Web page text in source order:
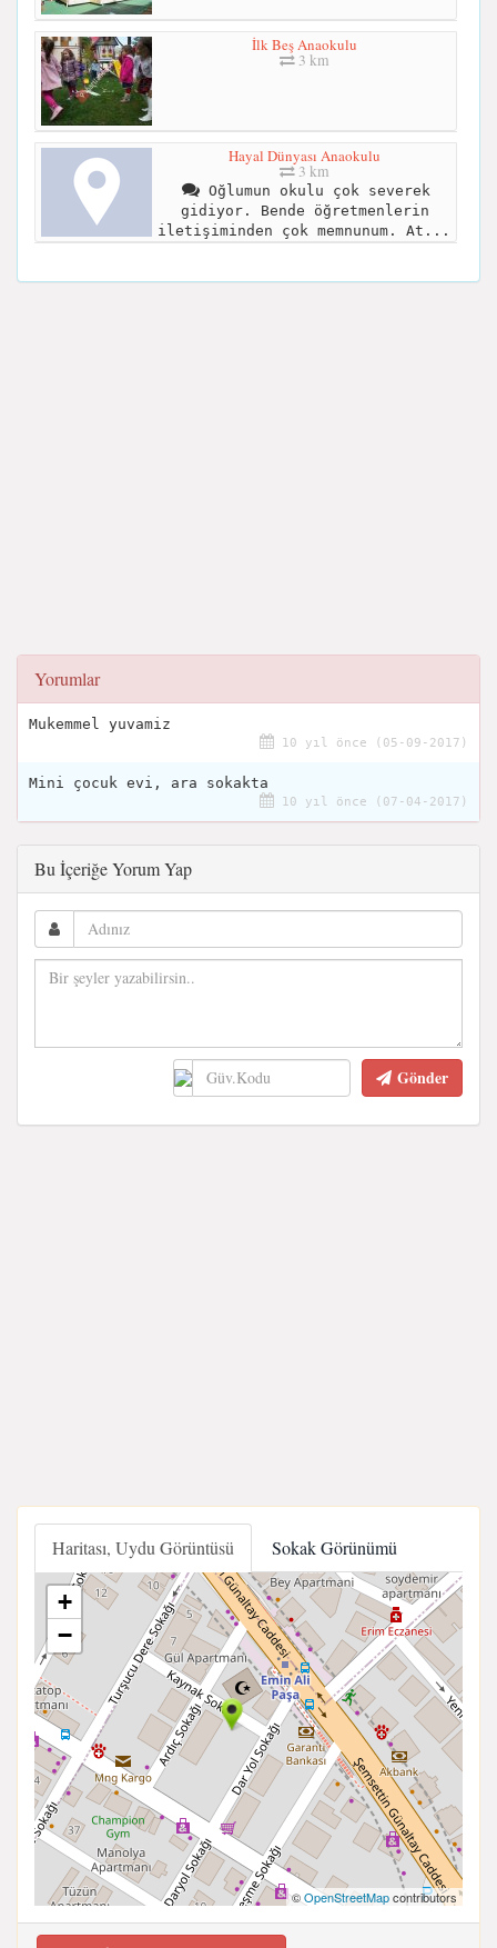
İlk Beş Anaokulu
3 km
Hayal Dünyası Anaokulu
3 km
Oğlumun okulu çok severek
gidiyor. Bende öğretmenlerin
iletişiminden çok memnunum. At...
Yorumlar
Mukemmel yuvamiz
10 yıl önce (05-09-2017)
Mini çocuk evi, ara sokakta
10 yıl önce (07-04-2017)
Bu İçeriğe Yorum Yap
Gönder
Haritası, Uydu Görüntüsü Sokak Görünümü
+
−
©OpenStreetMapcontributors